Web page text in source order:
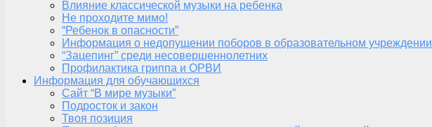
Влияние классической музыки на ребенка
Не проходите мимо!
“Ребенок в опасности”
Информация о недопущении поборов в образовательном учреждении
“Зацепинг” среди несовершеннолетних
Профилактика гриппа и ОРВИ
Информация для обучающихся
Сайт “В мире музыки”
Подросток и закон
Твоя позиция